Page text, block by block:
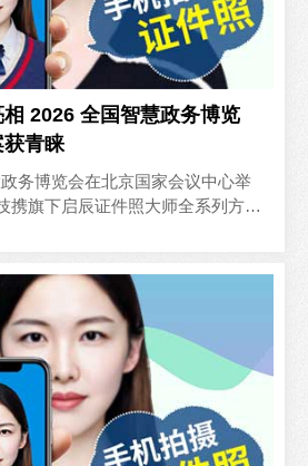
相 2026 全国智慧政务博览
青睐
务博览会在北京国家会议中心举
携旗下启辰证件照大师全系列方案